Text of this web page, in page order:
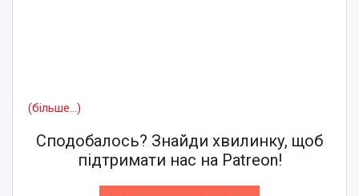
(більше…)
Сподобалось? Знайди хвилинку, щоб
підтримати нас на Patreon!